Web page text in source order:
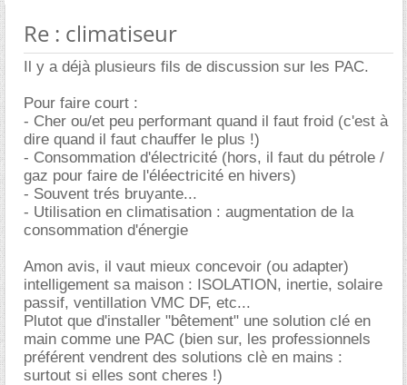
Re : climatiseur
Il y a déjà plusieurs fils de discussion sur les PAC.
Pour faire court :
- Cher ou/et peu performant quand il faut froid (c'est à
dire quand il faut chauffer le plus !)
- Consommation d'électricité (hors, il faut du pétrole /
gaz pour faire de l'éléectricité en hivers)
- Souvent trés bruyante...
- Utilisation en climatisation : augmentation de la
consommation d'énergie
Amon avis, il vaut mieux concevoir (ou adapter)
intelligement sa maison : ISOLATION, inertie, solaire
passif, ventillation VMC DF, etc...
Plutot que d'installer "bêtement" une solution clé en
main comme une PAC (bien sur, les professionnels
préférent vendrent des solutions clè en mains :
surtout si elles sont cheres !)